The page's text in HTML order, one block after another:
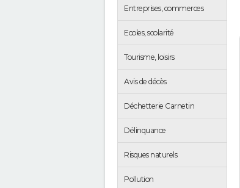
Entreprises, commerces
Ecoles, scolarité
Tourisme, loisirs
Avis de décès
Déchetterie Carnetin
Délinquance
Risques naturels
Pollution